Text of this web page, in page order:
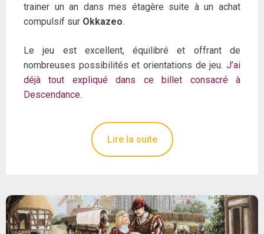
trainer un an dans mes étagère suite à un achat
compulsif sur Okkazeo.
Le jeu est excellent, équilibré et offrant de
nombreuses possibilités et orientations de jeu. J’ai
déjà tout expliqué dans ce billet consacré à
Descendance.
Lire la suite